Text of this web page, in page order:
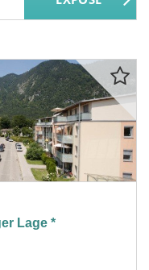
Lage *